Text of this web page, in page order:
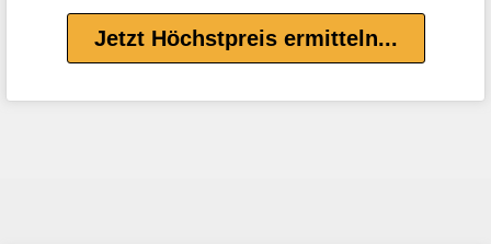
Jetzt Höchstpreis ermitteln...